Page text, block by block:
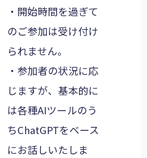
・開始時間を過ぎて
のご参加は受け付け
られません。
・参加者の状況に応
じますが、基本的に
は各種AIツールのう
ちChatGPTをベース
にお話しいたしま